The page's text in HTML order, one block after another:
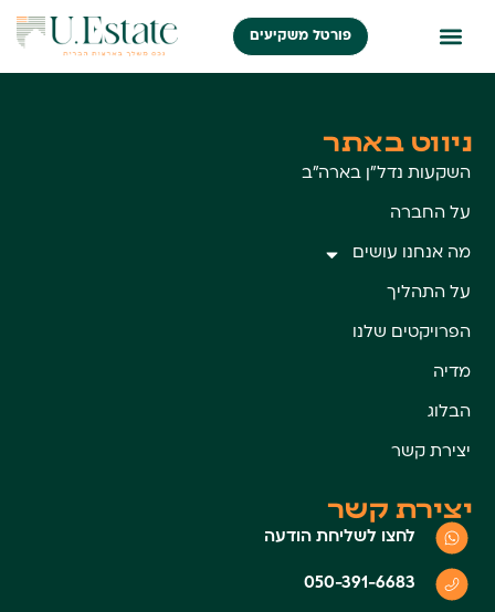
פורטל משקיעים
ניווט באתר
השקעות נדל״ן בארה״ב
על החברה
מה אנחנו עושים
על התהליך
הפרויקטים שלנו
מדיה
הבלוג
יצירת קשר
יצירת קשר
לחצו לשליחת הודעה
050-391-6683